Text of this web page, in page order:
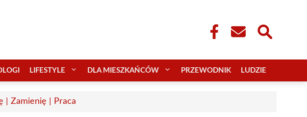
LIFESTYLE DLA MIESZKAŃCÓW PRZEWODNIK LUDZIE
| Zamienię | Praca